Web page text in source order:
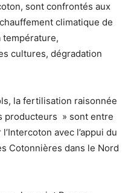
sont confrontés aux
climatique de
température,
cultures, dégradation
la fertilisation raisonnée
producteurs » sont entre
avec l’appui du
Cotonnières dans le Nord